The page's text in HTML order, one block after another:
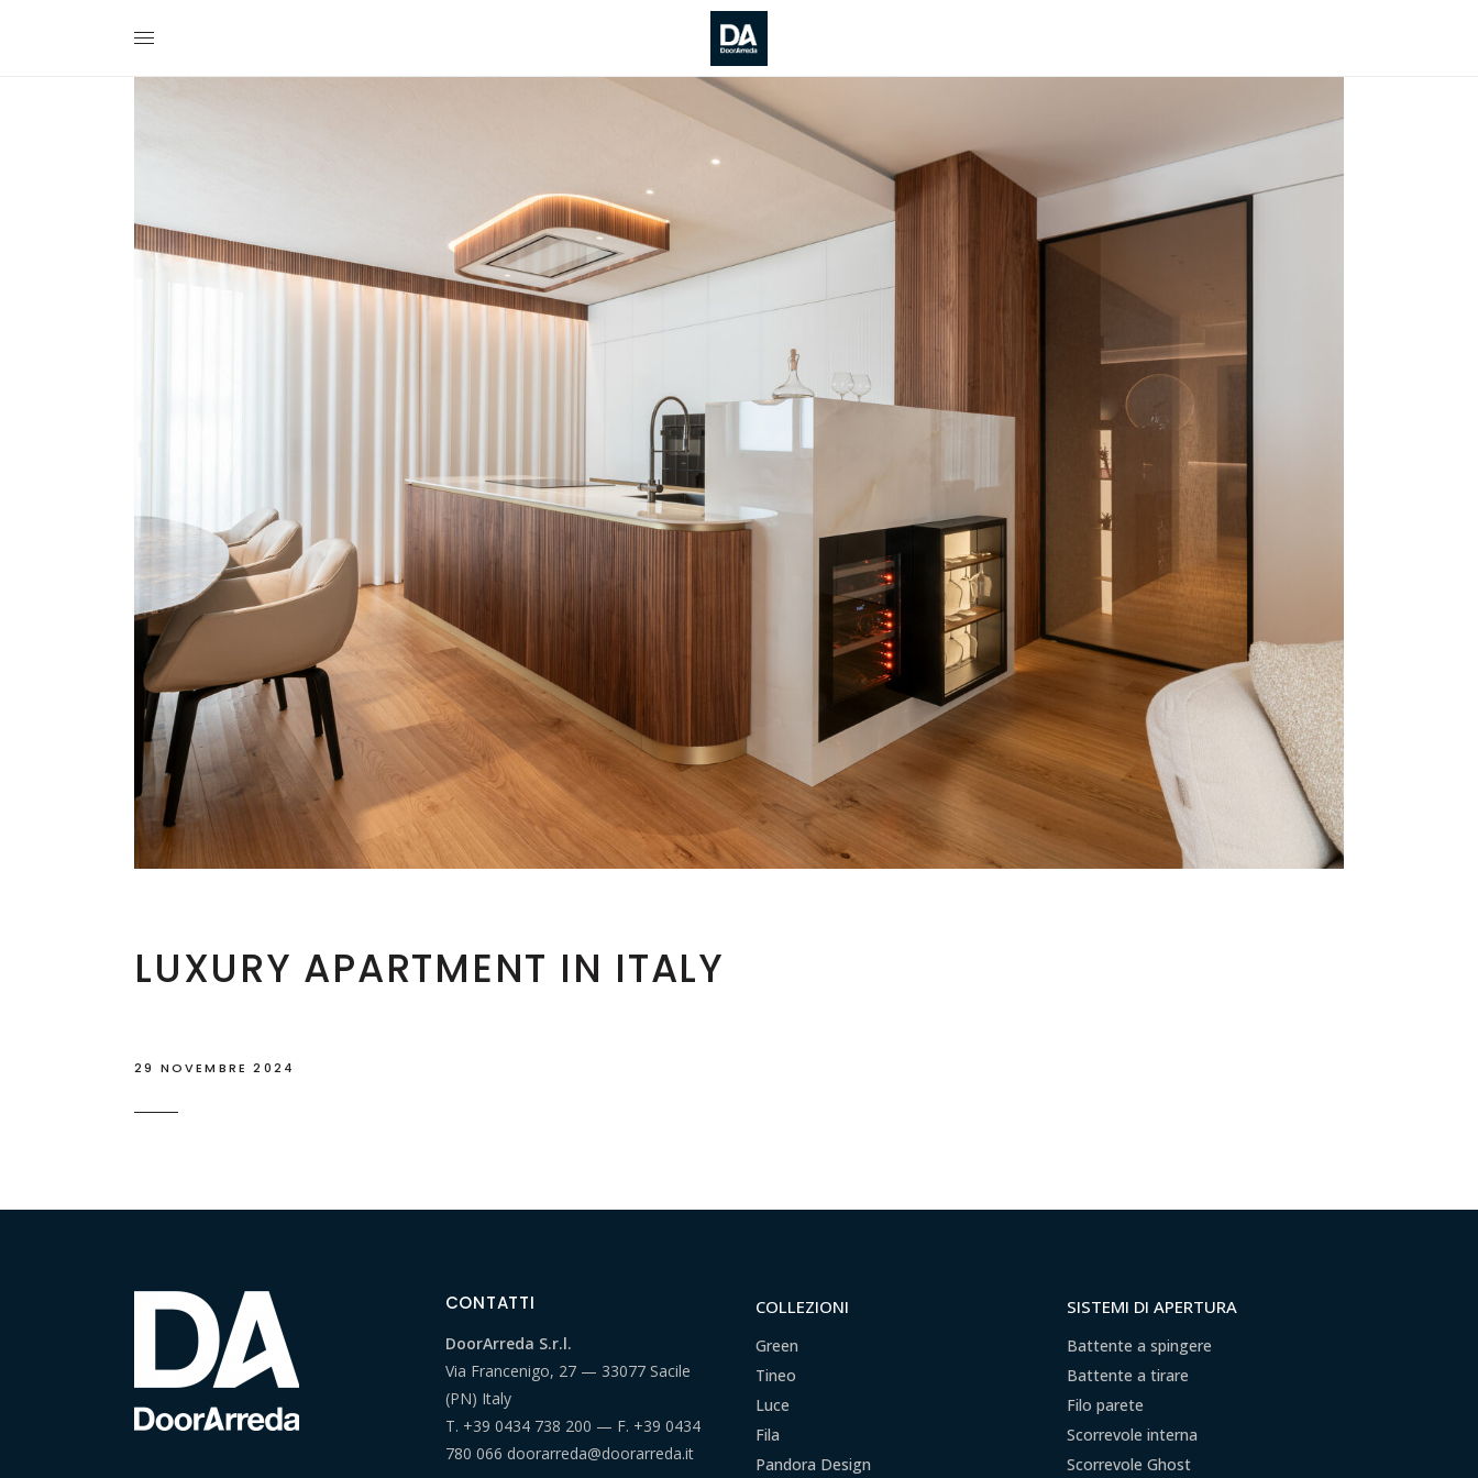
LUXURY APARTMENT IN ITALY
29 NOVEMBRE 2024
CONTATTI
DoorArreda S.r.l.
Via Francenigo, 27 — 33077 Sacile
(PN) Italy
T. +39 0434 738 200 — F. +39 0434
780 066 doorarreda@doorarreda.it
COLLEZIONI
Green
Tineo
Luce
Fila
Pandora Design
SISTEMI DI APERTURA
Battente a spingere
Battente a tirare
Filo parete
Scorrevole interna
Scorrevole Ghost